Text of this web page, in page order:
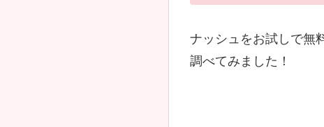
ナッシュをお試しで無
調べてみました！